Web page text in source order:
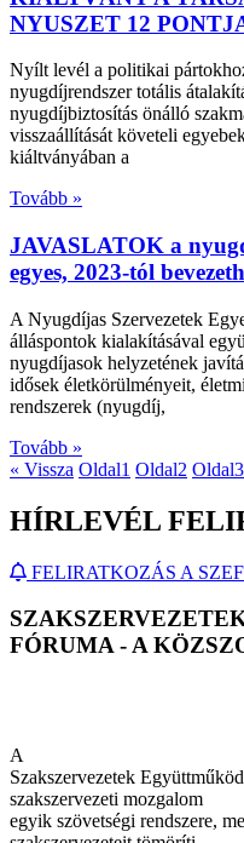
NYUSZET 12
Nyílt levél a politikai
nyugdíjrendszer totális
nyugdíjbiztosítás önálló
visszaállítását követeli
kiáltványában a
Tovább »
JAVASLATOK a
egyes, 2023-tól
A Nyugdíjas Szervezetek
álláspontok kialakításával
nyugdíjasok helyzetének
idősek életkörülményeit,
rendszerek (nyugdíj,
Tovább »
« Vissza Oldal1 Oldal2 Oldal3
HÍRLEVÉL
FELIRATKOZÁS A
FÓRUMA - A
A
Szakszervezetek
szakszervezeti mozgalom
egyik szövetségi rendszere,